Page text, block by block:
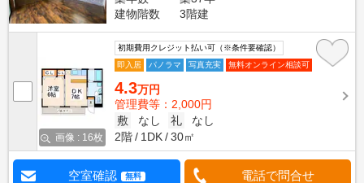
建物階数
3階建
画像 : 16枚
初期費用クレジット払い可（※条件要確認）
即入居
パノラマ 写真充実 無料オンライン相談可
4.3万円
管理費等：2,000円
敷
なし 礼
なし
2階
1DK 30㎡
空室確認 無料 電話で問合せ